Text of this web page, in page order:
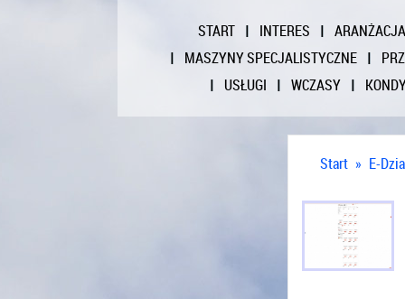
START INTERES
ARANŻACJA
MASZYNY SPECJALISTYCZNE
USŁUGI
WCZASY
Start » E-